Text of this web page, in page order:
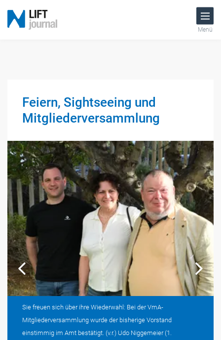
Menü
Feiern, Sightseeing und
Mitgliederversammlung
Sie freuen sich über ihre Wiederwahl: Bei der VmA-
Mitgliederversammlung wurde der bisherige Vorstand
einstimmig im Amt bestätigt. (v.r.) Udo Niggemeier (1.